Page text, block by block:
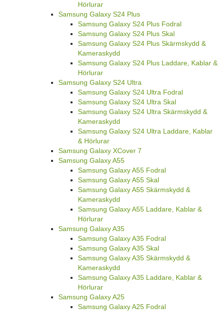
Hörlurar
Samsung Galaxy S24 Plus
Samsung Galaxy S24 Plus Fodral
Samsung Galaxy S24 Plus Skal
Samsung Galaxy S24 Plus Skärmskydd &
Kameraskydd
Samsung Galaxy S24 Plus Laddare, Kablar &
Hörlurar
Samsung Galaxy S24 Ultra
Samsung Galaxy S24 Ultra Fodral
Samsung Galaxy S24 Ultra Skal
Samsung Galaxy S24 Ultra Skärmskydd &
Kameraskydd
Samsung Galaxy S24 Ultra Laddare, Kablar
& Hörlurar
Samsung Galaxy XCover 7
Samsung Galaxy A55
Samsung Galaxy A55 Fodral
Samsung Galaxy A55 Skal
Samsung Galaxy A55 Skärmskydd &
Kameraskydd
Samsung Galaxy A55 Laddare, Kablar &
Hörlurar
Samsung Galaxy A35
Samsung Galaxy A35 Fodral
Samsung Galaxy A35 Skal
Samsung Galaxy A35 Skärmskydd &
Kameraskydd
Samsung Galaxy A35 Laddare, Kablar &
Hörlurar
Samsung Galaxy A25
Samsung Galaxy A25 Fodral